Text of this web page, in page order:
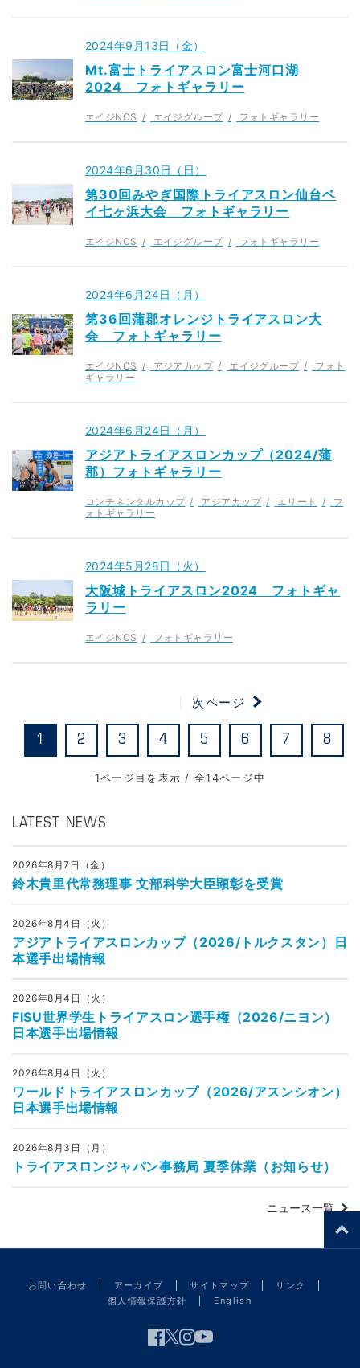
2024年9月13日（金）
Mt.富士トライアスロン富士河口湖
2024 フォトギャラリー
エイジNCS エイジグループ フォトギャラリー
2024年6月30日（日）
第30回みやぎ国際トライアスロン仙台ベ
イ七ヶ浜大会 フォトギャラリー
エイジNCS エイジグループ フォトギャラリー
2024年6月24日（月）
第36回蒲郡オレンジトライアスロン大
会 フォトギャラリー
エイジNCS アジアカップ エイジグループ
フォト
ギャラリー
2024年6月24日（月）
アジアトライアスロンカップ（2024/蒲
郡）フォトギャラリー
コンチネンタルカップ アジアカップ エリート
フ
ォトギャラリー
2024年5月28日（火）
大阪城トライアスロン2024 フォトギャ
ラリー
エイジNCS フォトギャラリー
1ページ目を表示 / 全14ページ中
1 2 3 4 5 6 7 8
次ページ
LATEST NEWS
2026年8月7日（金）
鈴木貴里代常務理事 文部科学大臣顕彰を受賞
2026年8月4日（火）
アジアトライアスロンカップ（2026/トルクスタン）日
本選手出場情報
2026年8月4日（火）
FISU世界学生トライアスロン選手権（2026/ニヨン）
日本選手出場情報
2026年8月4日（火）
ワールドトライアスロンカップ（2026/アスンシオン）
日本選手出場情報
2026年8月3日（月）
トライアスロンジャパン事務局 夏季休業（お知らせ）
ニュース一覧
お問い合わせ アーカイブ サイトマップ
リンク
個人情報保護方針
English